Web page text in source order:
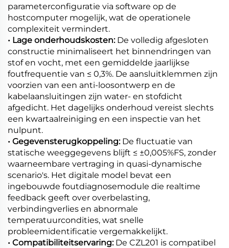
parameterconfiguratie via software op de
hostcomputer mogelijk, wat de operationele
complexiteit vermindert.
• Lage onderhoudskosten: De volledig afgesloten
constructie minimaliseert het binnendringen van
stof en vocht, met een gemiddelde jaarlijkse
foutfrequentie van ≤ 0,3%. De aansluitklemmen zijn
voorzien van een anti-loosontwerp en de
kabelaansluitingen zijn water- en stofdicht
afgedicht. Het dagelijks onderhoud vereist slechts
een kwartaalreiniging en een inspectie van het
nulpunt.
• Gegevensterugkoppeling: De fluctuatie van
statische weeggegevens blijft ≤ ±0,005%FS, zonder
waarneembare vertraging in quasi-dynamische
scenario's. Het digitale model bevat een
ingebouwde foutdiagnosemodule die realtime
feedback geeft over overbelasting,
verbindingverlies en abnormale
temperatuurcondities, wat snelle
probleemidentificatie vergemakkelijkt.
• Compatibiliteitservaring: De CZL201 is compatibel